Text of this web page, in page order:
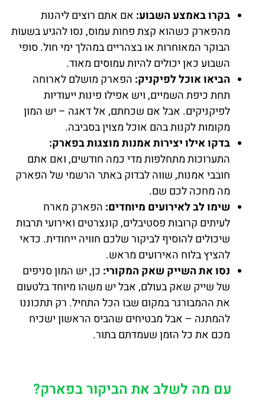
בקרו באמצע השבוע: אם אתם רוצים ליהנות
מהפארק כשהוא קצת פחות עמוס, נסו להגיע בשעות
הבוקר המאוחרות או בצהריים במהלך ימי חול. סופי
השבוע כאן יכולים להיות עמוסים מאוד.
הביאו אוכל לפיקניק: הפארק מושלם לארוחה
תחת כיפת השמיים, ויש אפילו פינות ייעודיות
לפיקניקים. אבל אם שכחתם, אל דאגה – יש המון
מקומות לקנות בהם אוכל מצוין בסביבה.
בדקו אילו יצירות אמנות מוצגות בפארק:
התערוכות מתחלפות מדי כמה חודשים, ואם אתם
חובבי אמנות, שווה לבדוק באתר הרשמי של הפארק
מה מחכה לכם שם.
שימו לב לאירועים מיוחדים: הפארק מארח
לעיתים קרובות פסטיבלים, קונצרטים ואירועי תרבות
שיכולים להוסיף לביקור שלכם חוויה ייחודית. כדאי
להציץ בלוח האירועים מראש.
נסו את השייק שאק המקורי: כן, יש המון סניפים
של שייק שאק בעולם, אבל יש משהו מיוחד בלטעום
את ההמבורגר במקום שבו הכל התחיל. רק תתכוננו
להמתנה – אבל מבטיחים שהביס הראשון ישכיח
מכם את כל הזמן שעמדתם בתור.
עם מה לשלב את הביקור בפארק?